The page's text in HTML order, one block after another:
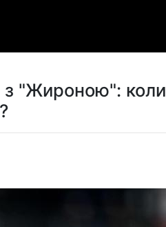
з "Жироною": коли